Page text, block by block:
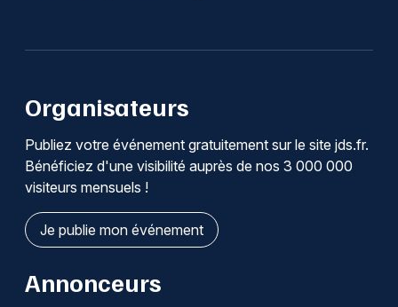
Organisateurs
Publiez votre événement gratuitement sur le site jds.fr.
Bénéficiez d'une visibilité auprès de nos 3 000 000
visiteurs mensuels !
Je publie mon événement
Annonceurs